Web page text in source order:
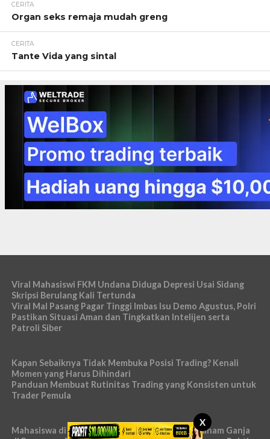
X
CERITA
Organ seks remaja mudah greng
CERITA
Tante Vida yang sintal
Viral Mahasiswi FKM Undana Diduga Depresi Usai Sidang
Skripsi Berulang Kali Tertunda
Viral Mal Pasang Pagar Tinggi Imbas Isu Demo Agustus, Polri
Pastikan Situasi Aman dan Tingkatkan Intelijen serta
Patroli Siber
Kapan Sebaiknya Tidak Membuka Posisi Trading? Kenali
Momen yang Harus Dihindari
Panduan Membuat Rutinitas Trading yang Konsisten untuk
Trader Pemula
Mahasiswa di Bangka Tengah Ditangkap Usai Tanam Ganja